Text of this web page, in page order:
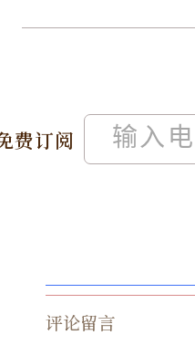
费订阅
评论留言